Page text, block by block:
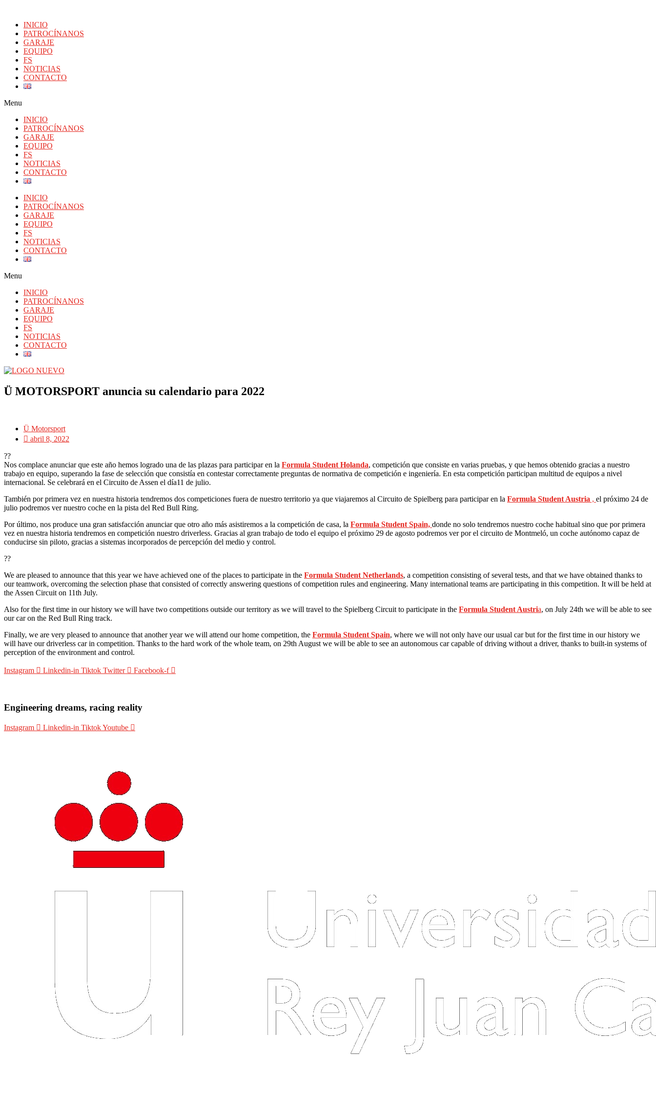
INICIO
PATROCÍNANOS
GARAJE
EQUIPO
FS
NOTICIAS
CONTACTO
Menu
INICIO
PATROCÍNANOS
GARAJE
EQUIPO
FS
NOTICIAS
CONTACTO
INICIO
PATROCÍNANOS
GARAJE
EQUIPO
FS
NOTICIAS
CONTACTO
Menu
INICIO
PATROCÍNANOS
GARAJE
EQUIPO
FS
NOTICIAS
CONTACTO
Ü MOTORSPORT anuncia su calendario para 2022
Ü Motorsport
abril 8, 2022
??
Nos complace anunciar que este año hemos logrado una de las plazas para participar en la Formula Student Holanda, competición que consiste en varias pruebas, y que hemos obtenido gracias a nuestro
trabajo en equipo, superando la fase de selección que consistía en contestar correctamente preguntas de normativa de competición e ingeniería. En esta competición participan multitud de equipos a nivel
internacional. Se celebrará en el Circuito de Assen el día11 de julio.
También por primera vez en nuestra historia tendremos dos competiciones fuera de nuestro territorio ya que viajaremos al Circuito de Spielberg para participar en la Formula Student Austria , el próximo 24 de
julio podremos ver nuestro coche en la pista del Red Bull Ring.
Por último, nos produce una gran satisfacción anunciar que otro año más asistiremos a la competición de casa, la Formula Student Spain, donde no solo tendremos nuestro coche habitual sino que por primera
vez en nuestra historia tendremos en competición nuestro driverless. Gracias al gran trabajo de todo el equipo el próximo 29 de agosto podremos ver por el circuito de Montmeló, un coche autónomo capaz de
conducirse sin piloto, gracias a sistemas incorporados de percepción del medio y control.
??
We are pleased to announce that this year we have achieved one of the places to participate in the Formula Student Netherlands, a competition consisting of several tests, and that we have obtained thanks to
our teamwork, overcoming the selection phase that consisted of correctly answering questions of competition rules and engineering. Many international teams are participating in this competition. It will be held at
the Assen Circuit on 11th July.
Also for the first time in our history we will have two competitions outside our territory as we will travel to the Spielberg Circuit to participate in the Formula Student Austria, on July 24th we will be able to see
our car on the Red Bull Ring track.
Finally, we are very pleased to announce that another year we will attend our home competition, the Formula Student Spain, where we will not only have our usual car but for the first time in our history we
will have our driverless car in competition. Thanks to the hard work of the whole team, on 29th August we will be able to see an autonomous car capable of driving without a driver, thanks to built-in systems of
perception of the environment and control.
Instagram Linkedin-in Tiktok Twitter Facebook-f
Engineering dreams, racing reality
Instagram Linkedin-in TiktokYoutube